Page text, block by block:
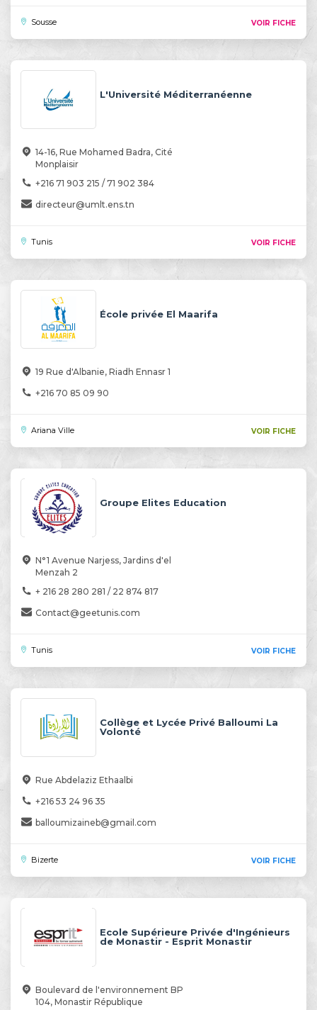
Sousse VOIR FICHE
L'Université Méditerranéenne
14-16, Rue Mohamed Badra, Cité
Monplaisir
+216 71 903 215 / 71 902 384
directeur@umlt.ens.tn
Tunis VOIR FICHE
École privée El Maarifa
19 Rue d'Albanie, Riadh Ennasr 1
+216 70 85 09 90
Ariana Ville VOIR FICHE
Groupe Elites Education
N°1 Avenue Narjess, Jardins d'el
Menzah 2
+ 216 28 280 281 / 22 874 817
Contact@geetunis.com
Tunis VOIR FICHE
Collège et Lycée Privé Balloumi La
Volonté
Rue Abdelaziz Ethaalbi
+216 53 24 96 35
balloumizaineb@gmail.com
Bizerte VOIR FICHE
Ecole Supérieure Privée d'Ingénieurs
de Monastir - Esprit Monastir
Boulevard de l'environnement BP
104, Monastir République